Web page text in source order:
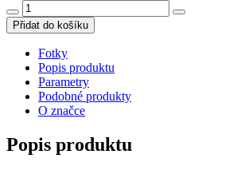
Přidat do košíku
Fotky
Popis produktu
Parametry
Podobné produkty
O značce
Popis produktu